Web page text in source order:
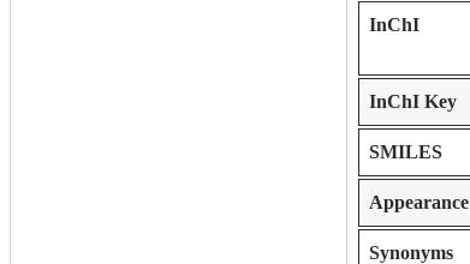
InChI
InChI Key
SMILES
Appearance
Synonyms